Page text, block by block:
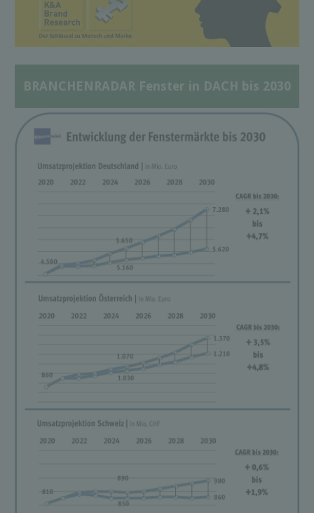
BRANCHENRADAR Fenster in DACH bis 2030